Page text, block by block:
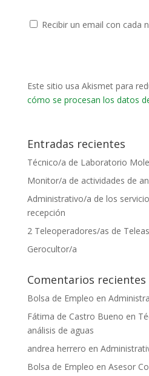
Recibir un email con cada
Este sitio usa Akismet para
cómo se procesan los datos
Entradas recientes
Técnico/a de Laboratorio
Monitor/a de actividades de
Administrativo/a de los
recepción
2 Teleoperadores/as de
Gerocultor/a
Comentarios recientes
Bolsa de Empleo en
Fátima de Castro Bueno en
análisis de aguas
andrea herrero en
Bolsa de Empleo en Asesor